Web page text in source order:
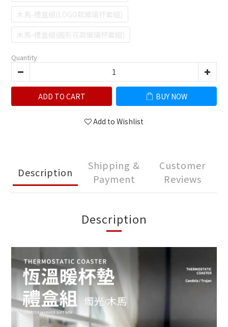
木馬-禮盒組(LOGO款玻璃杯套組)
木馬-禮盒組(圓形花款玻璃杯套組)
Quantity
ADD TO CART BUY NOW
Add to Wishlist
Description
Shipping &
Payment
Customer
Reviews
Description